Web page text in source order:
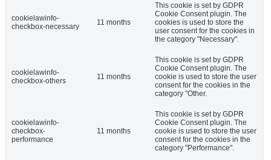
cookielawinfo-
checkbox-necessary
11 months
This cookie is set by GDPR
Cookie Consent plugin. The
cookies is used to store the
user consent for the cookies in
the category "Necessary".
cookielawinfo-
checkbox-others
11 months
This cookie is set by GDPR
Cookie Consent plugin. The
cookie is used to store the user
consent for the cookies in the
category "Other.
cookielawinfo-
checkbox-
performance
11 months
This cookie is set by GDPR
Cookie Consent plugin. The
cookie is used to store the user
consent for the cookies in the
category "Performance".